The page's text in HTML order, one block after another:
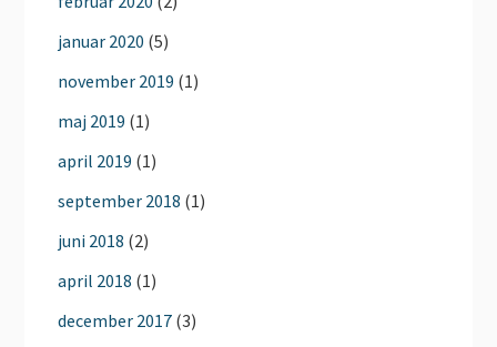
januar 2020 (5)
november 2019 (1)
maj 2019 (1)
april 2019 (1)
september 2018 (1)
juni 2018 (2)
april 2018 (1)
december 2017 (3)